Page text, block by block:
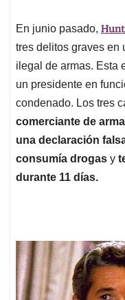
En junio pasado,
tres delitos graves en
ilegal de armas. Esta
un presidente en
condenado. Los tres
comerciante de
una declaración
consumía drogas y
durante 11 días.